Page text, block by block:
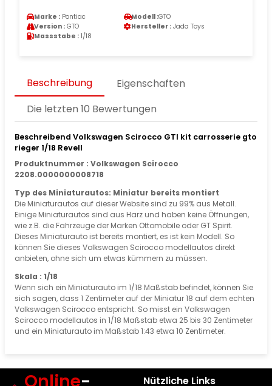
Marke : Pontiac Modell :GTO
Version : GTO Hersteller : Jada Toys
Massstabe : 1/18
Beschreibung
Eigenschaften
Die letzten 10 Bewertungen
Beschreibend Volkswagen Scirocco GTI kit carrosserie gto
rieger 1/18 Revell
Produktnummer : Volkswagen Scirocco
2208.0000000008718
Typ des Miniaturautos: Miniatur bereits montiert
Die Miniaturautos auf dieser Website sind zu 99% aus Metall.
Einige Miniaturautos sind aus Harz und haben keine Öffnungen,
wie z.B. die Fahrzeuge der Marken Ottomobile oder GT Spirit.
Dieses Miniaturauto ist bereits montiert, es ist kein Modell. So
können Sie dieses Volkswagen Scirocco modellautos direkt
anbieten, ohne sich um etwas kümmern zu müssen.
Skala : 1/18
Wenn sich ein Miniaturauto im 1/18 Maßstab befindet, können Sie
sich sagen, dass 1 Zentimeter auf der Miniatur 18 auf dem echten
Volkswagen Scirocco entspricht. So misst ein Volkswagen
Scirocco modellautos in 1/18 Maßstab etwa 25 bis 30 Zentimeter
und ein Miniaturauto im Maßstab 1:43 etwa 10 Zentimeter.
Nützliche Links